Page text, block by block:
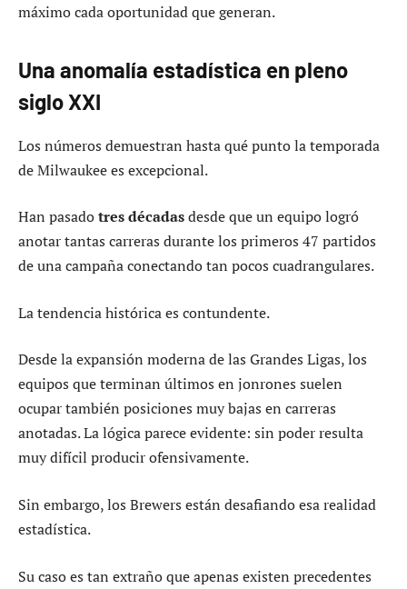
máximo cada oportunidad que generan.
Una anomalía estadística en pleno
siglo XXI
Los números demuestran hasta qué punto la temporada
de Milwaukee es excepcional.
Han pasadotres décadasdesde que un equipo logró
anotar tantas carreras durante los primeros 47 partidos
de una campaña conectando tan pocos cuadrangulares.
La tendencia histórica es contundente.
Desde la expansión moderna de las Grandes Ligas, los
equipos que terminan últimos en jonrones suelen
ocupar también posiciones muy bajas en carreras
anotadas. La lógica parece evidente: sin poder resulta
muy difícil producir ofensivamente.
Sin embargo, los Brewers están desafiando esa realidad
estadística.
Su caso es tan extraño que apenas existen precedentes